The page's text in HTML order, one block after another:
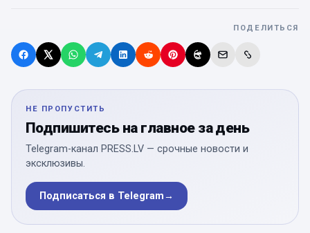
ПОДЕЛИТЬСЯ
НЕ ПРОПУСТИТЬ
Подпишитесь на главное за день
Telegram-канал PRESS.LV — срочные новости и
эксклюзивы.
Подписаться в Telegram→